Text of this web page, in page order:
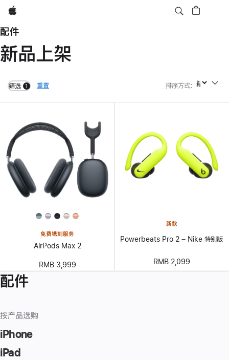
Apple
配件
新品上架
筛选 1
filters active
重置 排序方式: 排序方式
免费镌刻服务
AirPods Max 2
RMB 3,999
新款
Powerbeats Pro 2 – Nike 特别版
RMB 2,099
配件
按产品选购
iPhone
iPad